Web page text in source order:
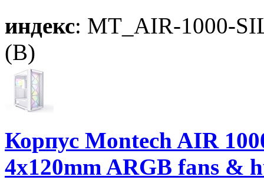
индекс: MT_AIR-1000-
(B)
Корпус Montech AIR
4x120mm ARGB fans &